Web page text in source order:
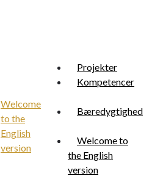
Welcome
to the
English
version
Projekter
Kompetencer
Bæredygtighed
Welcome to
the English
version